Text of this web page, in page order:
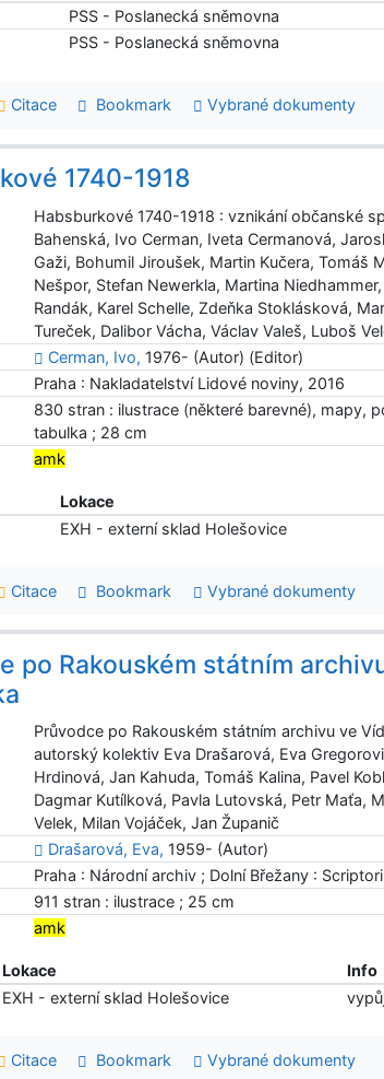
PSS - Poslanecká sněmovna
PSS - Poslanecká sněmovna
Citace Bookmark Vybrané dokumenty
1740-1918
Habsburkové 1740-1918 : vznikání občanské
Bahenská, Ivo Cerman, Iveta Cermanová,
Gaži, Bohumil Jiroušek, Martin Kučera, Tomáš
Nešpor, Stefan Newerkla, Martina
Randák, Karel Schelle, Zdeňka Stoklásková,
Tureček, Dalibor Vácha, Václav Valeš, Luboš
Cerman, Ivo, 1976- (Autor) (Editor)
Praha : Nakladatelství Lidové noviny, 2016
830 stran : ilustrace (některé barevné), mapy,
tabulka ; 28 cm
amk
Lokace
EXH - externí sklad Holešovice
Citace Bookmark Vybrané dokumenty
po Rakouském státním
Průvodce po Rakouském státním archivu ve
autorský kolektiv Eva Drašarová, Eva
Hrdinová, Jan Kahuda, Tomáš Kalina, Pavel
Dagmar Kutílková, Pavla Lutovská, Petr Maťa,
Velek, Milan Vojáček, Jan Županič
Drašarová, Eva, 1959- (Autor)
Praha : Národní archiv ; Dolní Břežany :
911 stran : ilustrace ; 25 cm
amk
Lokace
Info
EXH - externí sklad Holešovice
Citace Bookmark Vybrané dokumenty